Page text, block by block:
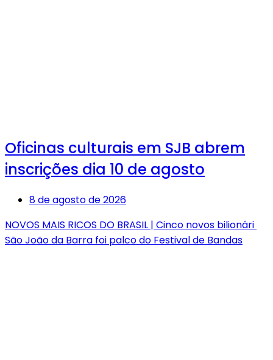
Oficinas culturais em SJB abrem
inscrições dia 10 de agosto
8 de agosto de 2026
NOVOS MAIS RICOS DO BRASIL | Cinco novos bilionári
São João da Barra foi palco do Festival de Bandas